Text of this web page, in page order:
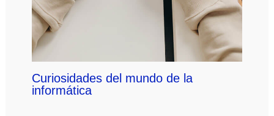
Curiosidades del mundo de la
informática